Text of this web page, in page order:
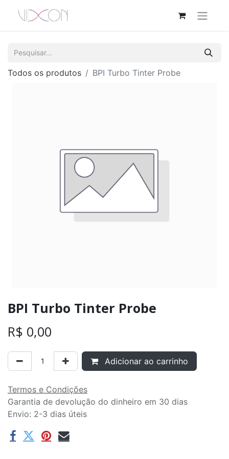
Todos os produtos BPI Turbo Tinter Probe
BPI Turbo Tinter Probe
R$ 0,00
Adicionar ao carrinho
Termos e Condições
Garantia de devolução do dinheiro em 30 dias
Envio: 2-3 dias úteis